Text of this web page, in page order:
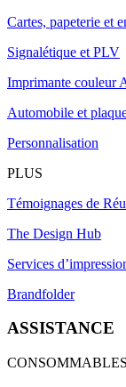
Cartes, papeterie et
Signalétique et PLV
Imprimante couleur
Automobile et
Personnalisation
PLUS
Témoignages de
The Design Hub
Services
Brandfolder
ASSISTANCE